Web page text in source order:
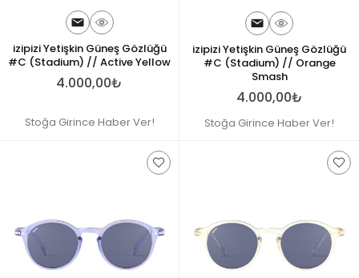
izipizi Yetişkin Güneş Gözlüğü
#C (Stadium) // Active Yellow
4.000,00₺
Stoğa Girince Haber Ver!
izipizi Yetişkin Güneş Gözlüğü
#C (Stadium) // Orange
Smash
4.000,00₺
Stoğa Girince Haber Ver!